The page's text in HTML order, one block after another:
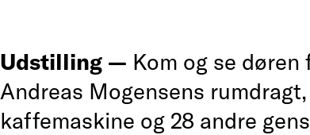
Udstilling — Kom og se
Andreas Mogensens
kaffemaskine og 28 andre